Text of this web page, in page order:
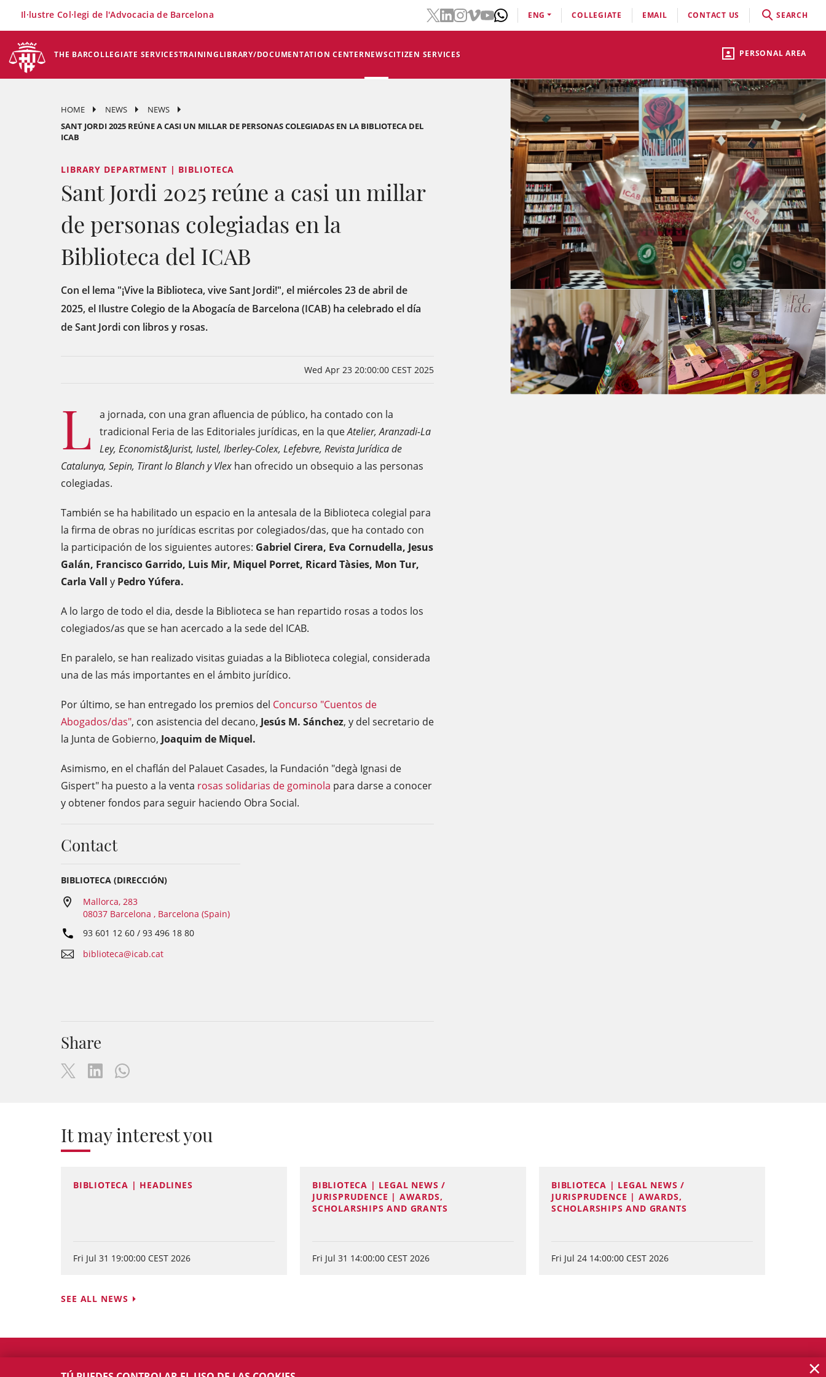
PERSONAL AREA
THE BARCOLLEGIATE SERVICESTRAININGLIBRARY/DOCUMENTATION CENTERNEWSCITIZEN SERVICES
Il·lustre Col·legi de l'Advocacia de Barcelona ENG COLLEGIATE EMAIL CONTACT US SEARCH
HOME NEWS
NEWS
SANT JORDI 2025 REÚNE A CASI UN MILLAR DE PERSONAS COLEGIADAS EN LA BIBLIOTECA DEL
ICAB
LIBRARY DEPARTMENT | BIBLIOTECA
Sant Jordi 2025 reúne a casi un millar
de personas colegiadas en la
Biblioteca del ICAB
Con el lema "¡Vive la Biblioteca, vive Sant Jordi!", el miércoles 23 de abril de
2025, el Ilustre Colegio de la Abogacía de Barcelona (ICAB) ha celebrado el día
de Sant Jordi con libros y rosas.
Wed Apr 23 20:00:00 CEST 2025
L
a jornada, con una gran afluencia de público, ha contado con la
tradicional Feria de las Editoriales jurídicas, en la queAtelier, Aranzadi-La
Ley, Economist&Jurist, Iustel, Iberley-Colex, Lefebvre, Revista Jurídica de
Catalunya, Sepin, Tirant lo Blanch y Vlex han ofrecido un obsequio a las personas
colegiadas.
También se ha habilitado un espacio en la antesala de la Biblioteca colegial para
la firma de obras no jurídicas escritas por colegiados/das, que ha contado con
la participación de los siguientes autores: Gabriel Cirera, Eva Cornudella, Jesus
Galán, Francisco Garrido, Luis Mir, Miquel Porret, Ricard Tàsies, Mon Tur,
Carla Vall y Pedro Yúfera.
A lo largo de todo el dia, desde la Biblioteca se han repartido rosas a todos los
colegiados/as que se han acercado a la sede del ICAB.
En paralelo, se han realizado visitas guiadas a la Biblioteca colegial, considerada
una de las más importantes en el ámbito jurídico.
Por último, se han entregado los premios del Concurso "Cuentos de
Abogados/das", con asistencia del decano, Jesús M. Sánchez, y del secretario de
la Junta de Gobierno, Joaquim de Miquel.
Asimismo, en el chaflán del Palauet Casades, la Fundación "degà Ignasi de
Gispert" ha puesto a la venta rosas solidarias de gominola para darse a conocer
y obtener fondos para seguir haciendo Obra Social.
Contact
BIBLIOTECA (DIRECCIÓN)
Mallorca, 283
08037 Barcelona , Barcelona (Spain)
93 601 12 60 / 93 496 18 80
biblioteca@icab.cat
Share
It may interest you
BIBLIOTECA | HEADLINES
Fri Jul 31 19:00:00 CEST 2026
BIBLIOTECA | LEGAL NEWS /
JURISPRUDENCE | AWARDS,
SCHOLARSHIPS AND GRANTS
Fri Jul 31 14:00:00 CEST 2026
BIBLIOTECA | LEGAL NEWS /
JURISPRUDENCE | AWARDS,
SCHOLARSHIPS AND GRANTS
Fri Jul 24 14:00:00 CEST 2026
SEE ALL NEWS
×